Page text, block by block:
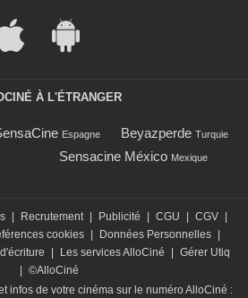
À L'ÉTRANGER
Espagne Beyazperde Turquie
Sensacine México Mexique
Recrutement Publicité CGU CGV
cookies Données Personnelles
Les services AlloCiné
Gérer Utiq
©AlloCiné
infos de votre cinéma sur le numéro AlloCiné :